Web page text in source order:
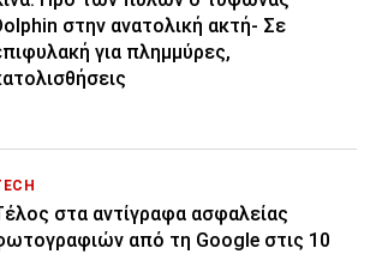
στην ανατολική ακτή- Σε
για πλημμύρες,
στα αντίγραφα ασφαλείας
από τη Google στις 10